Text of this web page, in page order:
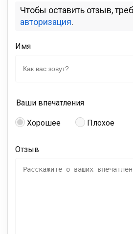
Чтобы оставить отзыв,
авторизация.
Имя
Ваши впечатления
Хорошее Плохое
Отзыв